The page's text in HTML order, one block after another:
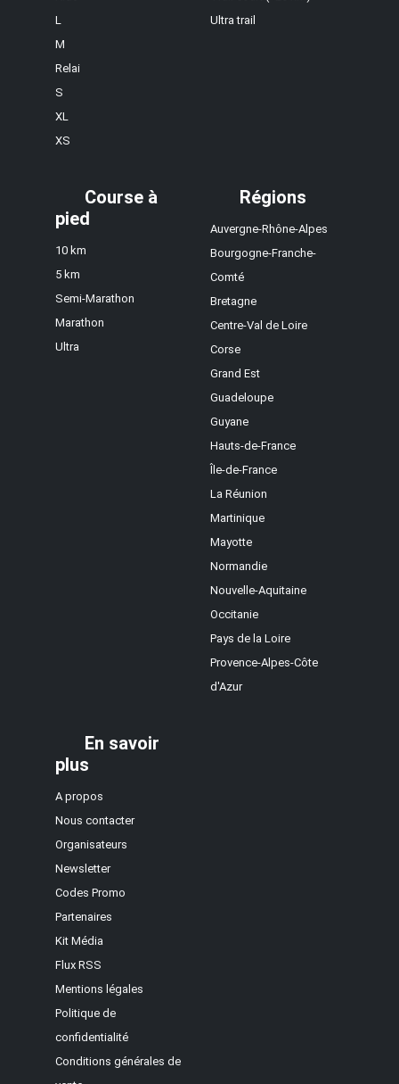
L
M
Relai
S
XL
XS
Ultra trail
Course à
pied
10 km
5 km
Semi-Marathon
Marathon
Ultra
Régions
Auvergne-Rhône-Alpes
Bourgogne-Franche-
Comté
Bretagne
Centre-Val de Loire
Corse
Grand Est
Guadeloupe
Guyane
Hauts-de-France
Île-de-France
La Réunion
Martinique
Mayotte
Normandie
Nouvelle-Aquitaine
Occitanie
Pays de la Loire
Provence-Alpes-Côte
d'Azur
En savoir
plus
A propos
Nous contacter
Organisateurs
Newsletter
Codes Promo
Partenaires
Kit Média
Flux RSS
Mentions légales
Politique de
confidentialité
Conditions générales de